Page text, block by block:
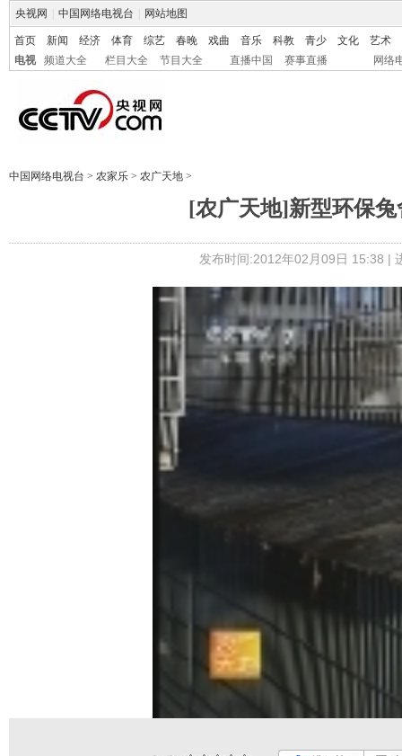
央视网 中国网络电视台 网站地图
首页 新闻 经济 体育 综艺 春晚 戏曲 音乐 科教 青少 文化
艺术
电视
频道大全 栏目大全 节目大全 直播中国 赛事直播 网络
中国网络电视台 > 农家乐 > 农广天地 >
[农广天地]新型环保兔
发布时间:2012年02月09日 15:38 |